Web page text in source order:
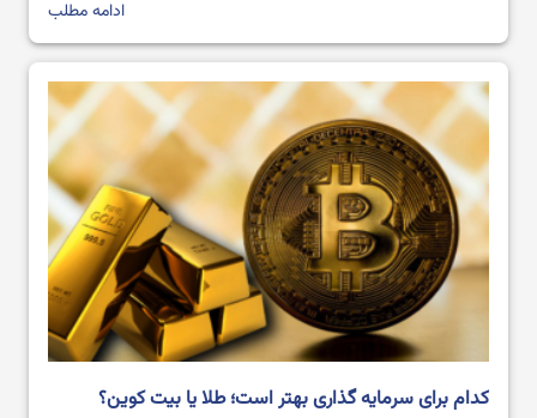
بهترین نرم افزار های ترید ارز دیجیتال در سال 2024
آموزش صرافی Bingx از ثبت نام تا خرید و فروش ارز دیجیتال
ادامه مطلب
کدام برای سرمایه گذاری بهتر است؛ طلا یا بیت کوین؟